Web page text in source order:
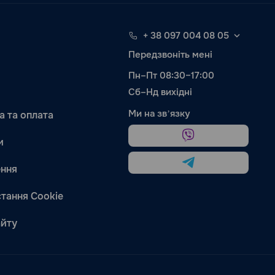
та оплата
Cookie
+ 38 097 004 08 05
Передзвоніть мені
Пн–Пт 08:30–17:00
Сб–Нд вихідні
Ми на звʼязку